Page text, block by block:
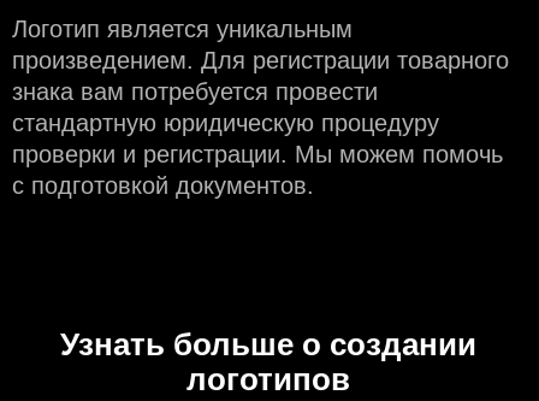
Логотип является уникальным
произведением. Для регистрации товарного
знака вам потребуется провести
стандартную юридическую процедуру
проверки и регистрации. Мы можем помочь
с подготовкой документов.
Узнать больше о создании
логотипов